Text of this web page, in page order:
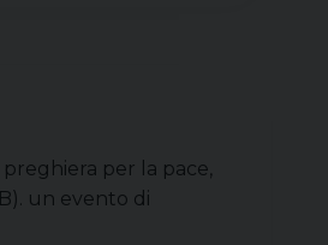
per la pace,
un evento di